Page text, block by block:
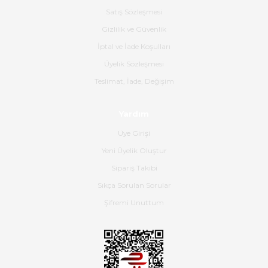
Ürünün kodu XDR-240e-24 yeni
Gerçekten harika ve etkileyici
Hızlı bir şekilde elimize ulaştı
ulaştı.Ürünün paketlenmesi
gayet başarılı hasarsız bir şekilde
teslim aldım. Bu konudaki
Satış Sözleşmesi
Gizlilik ve Güvenlik
İptal ve İade Koşulları
Üyelik Sözleşmesi
Teslimat, İade, Değişim
Üye Girişi
Yeni Üyelik Oluştur
Sipariş Takibi
Sıkça Sorulan Sorular
Şifremi Unuttum